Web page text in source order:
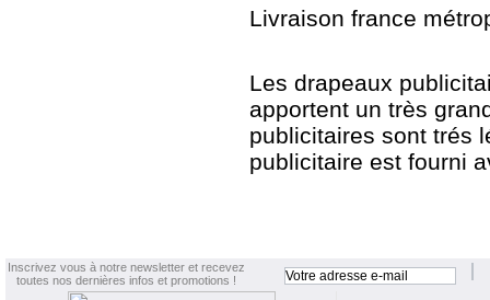
Livraison france
Les drapeaux
apportent un très
publicitaires sont trés
publicitaire est fourni
Inscrivez vous à notre newsletter et recevez
toutes nos dernières infos et promotions !